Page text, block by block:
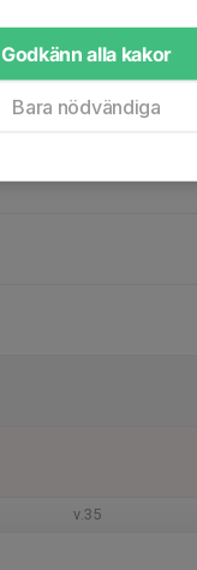
v.35
Godkänn alla kakor
Bara nödvändiga